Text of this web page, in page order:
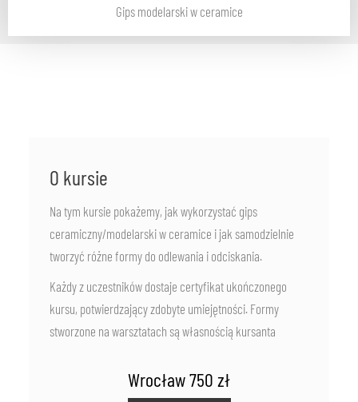
Gips modelarski w ceramice
O kursie
Na tym kursie pokażemy, jak wykorzystać gips
ceramiczny/modelarski w ceramice i jak samodzielnie
tworzyć różne formy do odlewania i odciskania.
Każdy z uczestników dostaje certyfikat ukończonego
kursu, potwierdzający zdobyte umiejętności. Formy
stworzone na warsztatach są własnością kursanta
Wrocław 750 zł